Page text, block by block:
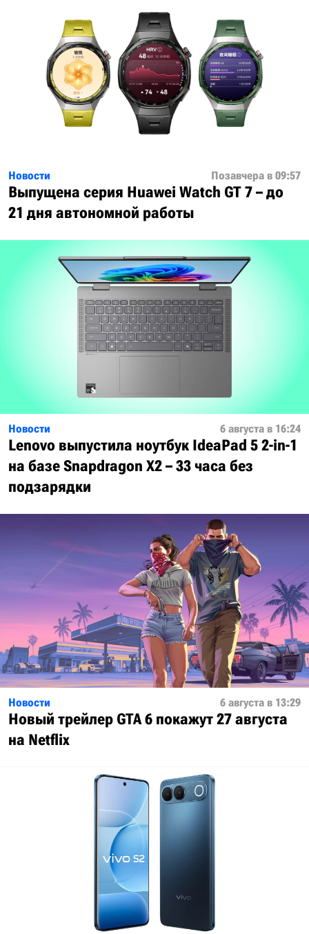
Новости Позавчера в 09:57
Выпущена серия Huawei Watch GT 7 – до
21 дня автономной работы
Новости 6 августа в 16:24
Lenovo выпустила ноутбук IdeaPad 5 2-in-1
на базе Snapdragon X2 – 33 часа без
подзарядки
Новости 6 августа в 13:29
Новый трейлер GTA 6 покажут 27 августа
на Netflix